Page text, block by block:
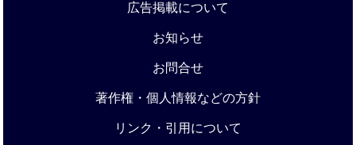
広告掲載について
お知らせ
お問合せ
著作権・個人情報などの方針
リンク・引用について